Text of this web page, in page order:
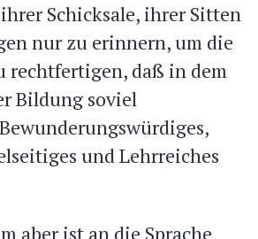
Schicksale, ihrer Sitten
nur zu erinnern, um die
rechtfertigen, daß in dem
Bildung soviel
und Lehrreiches
aber ist an die Sprache